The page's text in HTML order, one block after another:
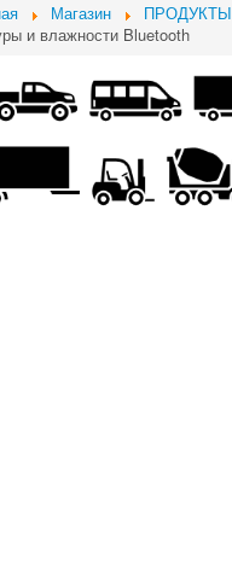
Магазин ПРОДУКТЫ
и влажности Bluetooth